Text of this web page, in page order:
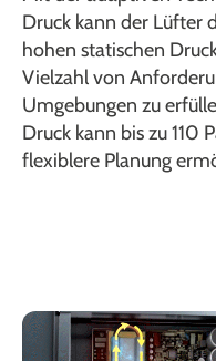
Druck kann der Lüfter
hohen statischen
Vielzahl von
Umgebungen zu
Druck kann bis zu 110
flexiblere Planung